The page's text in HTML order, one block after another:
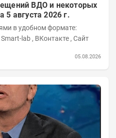
ВДО и некоторых
5 августа 2026 г.
в удобном формате:
Telegram , Youtube , RuTube, Smart-lab , ВКонтакте , Сайт
05.08.2026